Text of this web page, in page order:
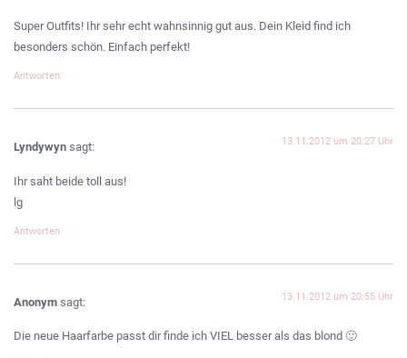
Super Outfits! Ihr sehr echt wahnsinnig gut aus. Dein Kleid find ich
besonders schön. Einfach perfekt!
Antworten
Lyndywyn sagt: 13.11.2012 um 20:27 Uhr
Ihr saht beide toll aus!
lg
Antworten
Anonym sagt: 13.11.2012 um 20:55 Uhr
Die neue Haarfarbe passt dir finde ich VIEL besser als das blond 🙂